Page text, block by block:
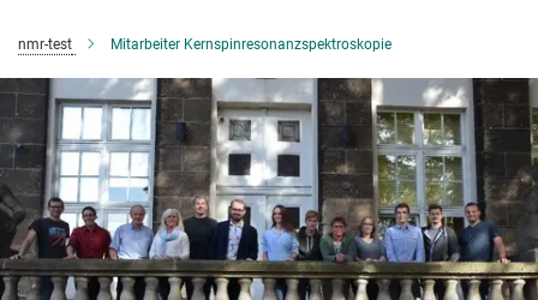
nmr-test Mitarbeiter Kernspinresonanzspektroskopie